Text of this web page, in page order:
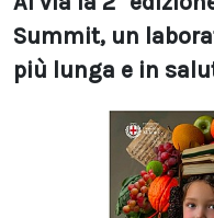
Summit, un
più lunga e in